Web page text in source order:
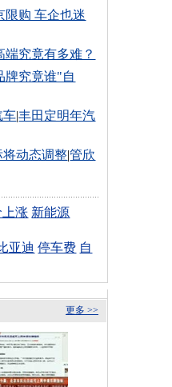
限购 车企也迷
端究竟有多难？
牌究竟谁"自
车|丰田定明年汽
动态调整|管欣
上涨 新能源
亚迪 停车费 自
更多 >>